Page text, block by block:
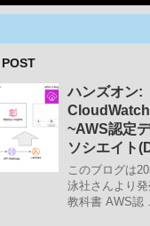
ハンズオン:
~AWS認定
ソシエイト
このブログは
泳社さんより
教科書 AWS認